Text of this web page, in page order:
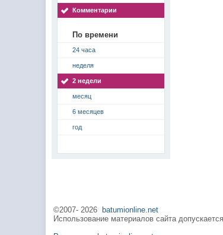
Комментарии
По времени
24 часа
неделя
2 недели
месяц
6 месяцев
год
©2007-2026
batumionline.net
Использование материалов сайта